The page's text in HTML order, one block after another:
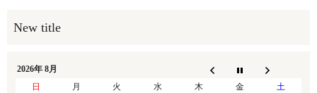
2026年 8月
日
月 火 水 木 金
土